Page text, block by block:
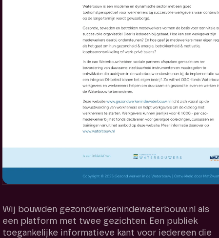
Wij bouwden gezondwerkenindewaterbouw.nl als
een platform met twee gezichten. Een publiek
toegankelijke informatieve kant voor iedereen die